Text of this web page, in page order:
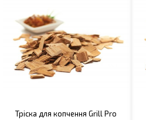
Тріска для копчення Grill Pro